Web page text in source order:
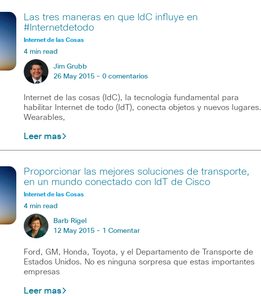
Las tres maneras en que IdC influye en
#Internetdetodo
Internet de las Cosas
4 min read
Jim Grubb
26 May 2015 - 0 comentarios
Internet de las cosas (IdC), la tecnología fundamental para
habilitar Internet de todo (IdT), conecta objetos y nuevos lugares.
Wearables,
Leer mas
Proporcionar las mejores soluciones de transporte,
en un mundo conectado con IdT de Cisco
Internet de las Cosas
4 min read
Barb Rigel
12 May 2015 - 1 Comentar
Ford, GM, Honda, Toyota, y el Departamento de Transporte de
Estados Unidos. No es ninguna sorpresa que estas importantes
empresas
Leer mas